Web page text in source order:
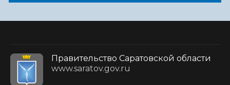
Правительство Саратовской области
www.saratov.gov.ru